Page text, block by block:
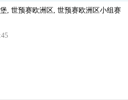
堡, 世预赛欧洲区, 世预赛欧洲区小组赛